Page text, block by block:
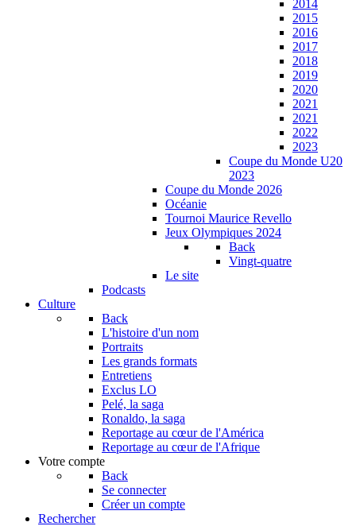
2014
2015
2016
2017
2018
2019
2020
2021
2021
2022
2023
Coupe du Monde U20
2023
Coupe du Monde 2026
Océanie
Tournoi Maurice Revello
Jeux Olympiques 2024
Back
Vingt-quatre
Le site
Podcasts
Culture
Back
L'histoire d'un nom
Portraits
Les grands formats
Entretiens
Exclus LO
Pelé, la saga
Ronaldo, la saga
Reportage au cœur de l'América
Reportage au cœur de l'Afrique
Votre compte
Back
Se connecter
Créer un compte
Rechercher